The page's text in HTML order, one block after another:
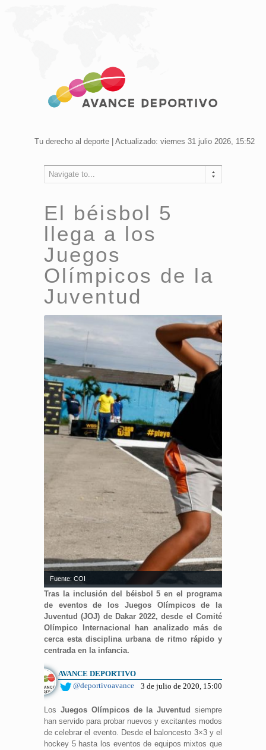
Tu derecho al deporte | Actualizado: viernes 31 julio 2026, 15:52
Navigate to...
El béisbol 5
llega a los
Juegos
Olímpicos de la
Juventud
Fuente: COI
Tras la inclusión del béisbol 5 en el programa
de eventos de los Juegos Olímpicos de la
Juventud (JOJ) de Dakar 2022, desde el Comité
Olímpico Internacional han analizado más de
cerca esta disciplina urbana de ritmo rápido y
centrada en la infancia.
AVANCE DEPORTIVO
@deportivoavance
3 de julio de 2020, 15:00
Los Juegos Olímpicos de la Juventud siempre
han servido para probar nuevos y excitantes modos
de celebrar el evento. Desde el baloncesto 3×3 y el
hockey 5 hasta los eventos de equipos mixtos que